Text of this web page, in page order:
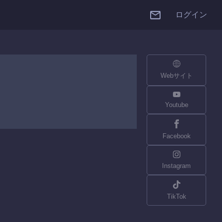
ログイン
Webサイト
Youtube
Facebook
Instagram
TikTok